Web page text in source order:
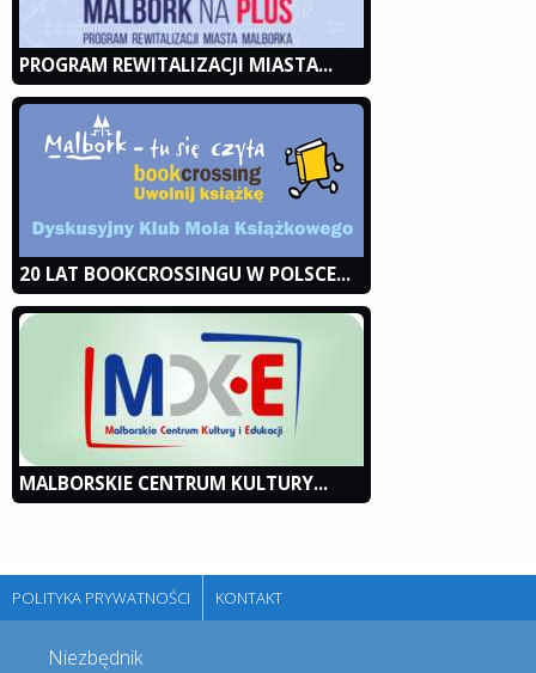
PROGRAM REWITALIZACJI MIASTA...
20 LAT BOOKCROSSINGU W POLSCE...
MALBORSKIE CENTRUM KULTURY...
POLITYKA PRYWATNOŚCI KONTAKT
Niezbędnik